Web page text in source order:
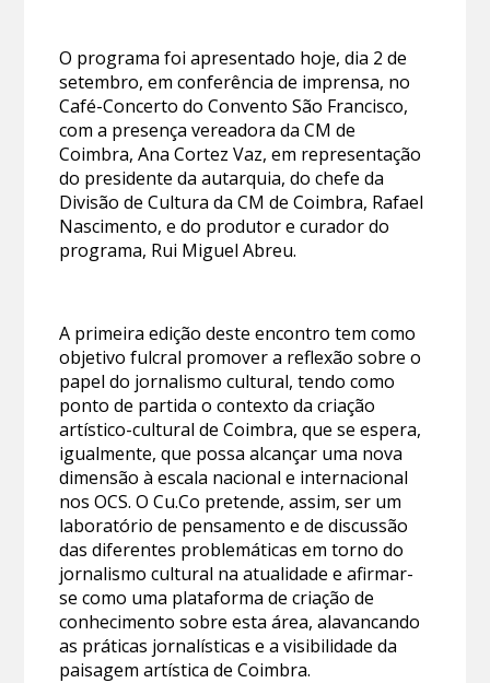
O programa foi apresentado hoje, dia 2 de
setembro, em conferência de imprensa, no
Café-Concerto do Convento São Francisco,
com a presença vereadora da CM de
Coimbra, Ana Cortez Vaz, em representação
do presidente da autarquia, do chefe da
Divisão de Cultura da CM de Coimbra, Rafael
Nascimento, e do produtor e curador do
programa, Rui Miguel Abreu.
A primeira edição deste encontro tem como
objetivo fulcral promover a reflexão sobre o
papel do jornalismo cultural, tendo como
ponto de partida o contexto da criação
artístico-cultural de Coimbra, que se espera,
igualmente, que possa alcançar uma nova
dimensão à escala nacional e internacional
nos OCS. O Cu.Co pretende, assim, ser um
laboratório de pensamento e de discussão
das diferentes problemáticas em torno do
jornalismo cultural na atualidade e afirmar-
se como uma plataforma de criação de
conhecimento sobre esta área, alavancando
as práticas jornalísticas e a visibilidade da
paisagem artística de Coimbra.